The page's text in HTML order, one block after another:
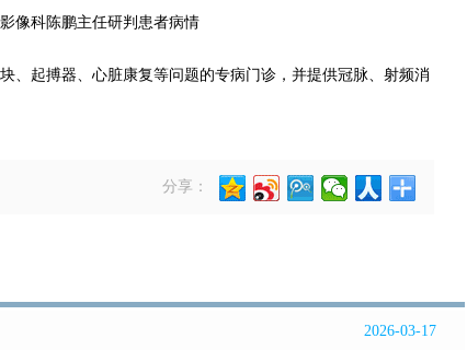
像科陈鹏主任研判患者病情
、起搏器、心脏康复等问题的专病门诊，并提供冠脉、射频消
分享：
2026-03-17